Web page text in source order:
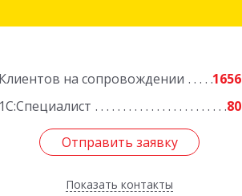
Клиентов на сопровождении
1656
1С:Специалист
80
Отправить заявку
Показать контакты
Подробнее
Отправить заявку
Назад